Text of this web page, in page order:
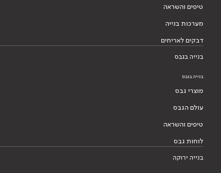
טיפים והשראה
מערכות בנייה
דבקים לאריחים
בנייה בגבס
בנייה בגבס
מוצרי גבס
עולם הגבס
טיפים והשראה
לוחות גבס
בנייה ירוקה